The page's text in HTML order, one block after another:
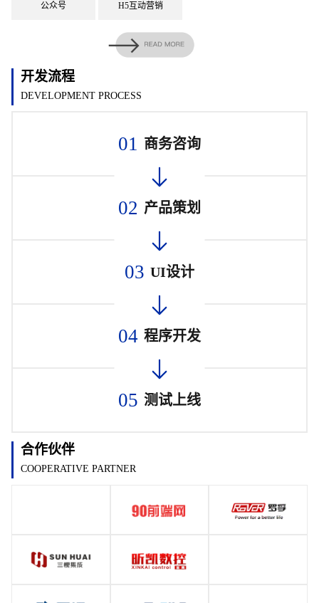
公众号 H5互动营销
开发流程
DEVELOPMENT PROCESS
01 商务咨询
02 产品策划
03 UI设计
04 程序开发
05 测试上线
合作伙伴
COOPERATIVE PARTNER